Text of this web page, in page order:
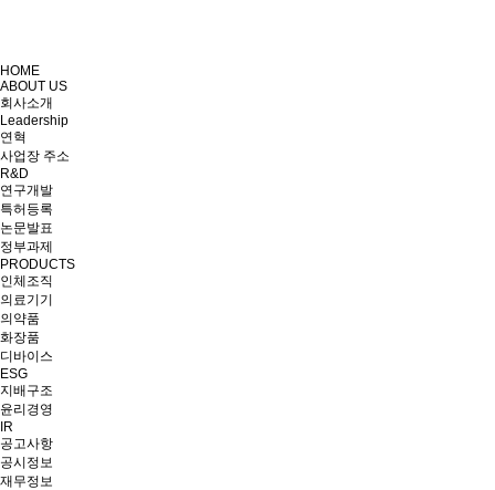
HOME
ABOUT US
회사소개
Leadership
연혁
사업장 주소
R&D
연구개발
특허등록
논문발표
정부과제
PRODUCTS
인체조직
의료기기
의약품
화장품
디바이스
ESG
지배구조
윤리경영
IR
공고사항
공시정보
재무정보